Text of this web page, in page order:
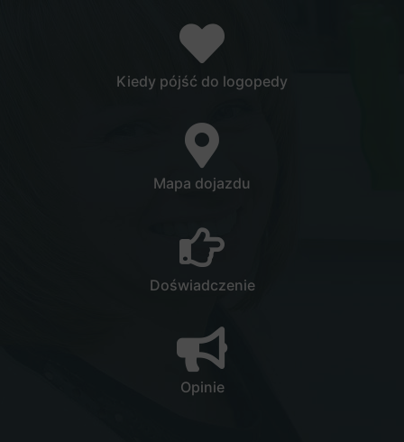
Kiedy pójść do logopedy
Mapa dojazdu
Doświadczenie
Opinie